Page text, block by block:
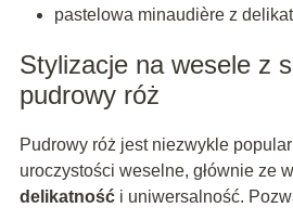
pastelowa minaudière z
Stylizacje na wesele z
pudrowy róż
Pudrowy róż jest niezwykle
uroczystości weselne, głównie ze
delikatnośći uniwersalność.